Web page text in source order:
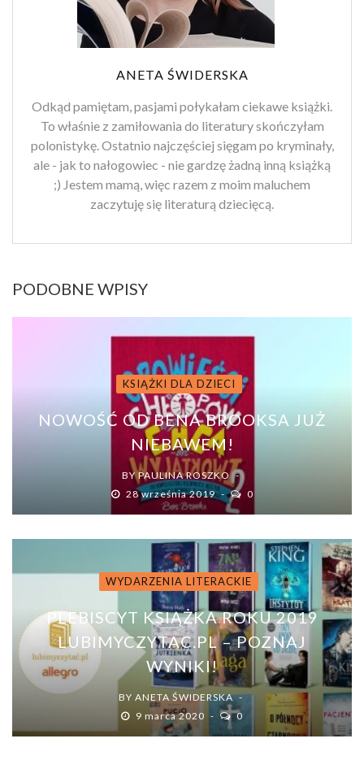
ANETA ŚWIDERSKA
Odkąd pamiętam, pasjami połykałam ciekawe książki.
To właśnie z zamiłowania do literatury skończyłam
polonistykę. Ostatnio najczęściej sięgam po kryminały,
ale - jak to nałogowiec - nie gardzę żadną inną książką
;) Jestem mamą, więc razem z moim maluchem
zaczytuję się literaturą dziecięcą.
PODOBNE WPISY
KSIĄŻKI DLA DZIECI
NOWOŚĆ OD BENA BROOKSA JUŻ
NIEBAWEM!
BY PAULINA ROSZKO
28 września 2019
0
WYDARZENIA LITERACKIE
PLEBISCYT KSIĄŻKA ROKU 2019
LUBIMYCZYTAC.PL – POZNAJ
WYNIKI!
BY ANETA ŚWIDERSKA
9 marca 2020
0